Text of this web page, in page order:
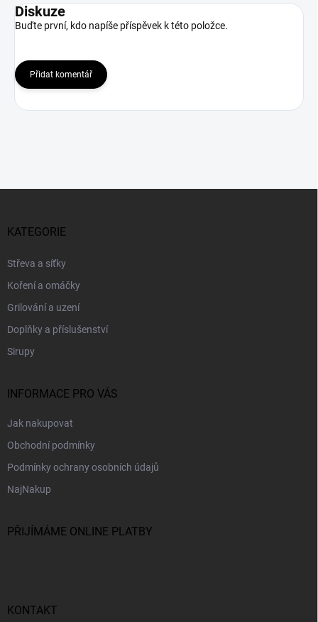
Diskuze
Buďte první, kdo napíše příspěvek k této položce.
Přidat komentář
KATEGORIE
Střeva a síťky
Koření a omáčky
Grilování a uzení
Doplňky a příslušenství
Sirupy
INFORMACE PRO VÁS
Jak nakupovat
Obchodní podmínky
Podmínky ochrany osobních údajů
NajNakup
PŘIJÍMÁME ONLINE PLATBY
KONTAKT